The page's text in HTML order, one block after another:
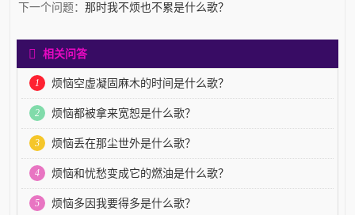
下一个问题： 那时我不烦也不累是什么歌？
相关问答
1 烦恼空虚凝固麻木的时间是什么歌？
2 烦恼都被拿来宽恕是什么歌？
3 烦恼丢在那尘世外是什么歌？
4 烦恼和忧愁变成它的燃油是什么歌？
5 烦恼多因我要得多是什么歌？